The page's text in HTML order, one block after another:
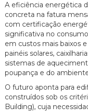
A eficiência energética
concreta na fatura
com certificação
significativa no
em custos mais baixos
painéis solares,
sistemas de
poupança e do
O futuro aponta para
construídos sob os
Building), cuja